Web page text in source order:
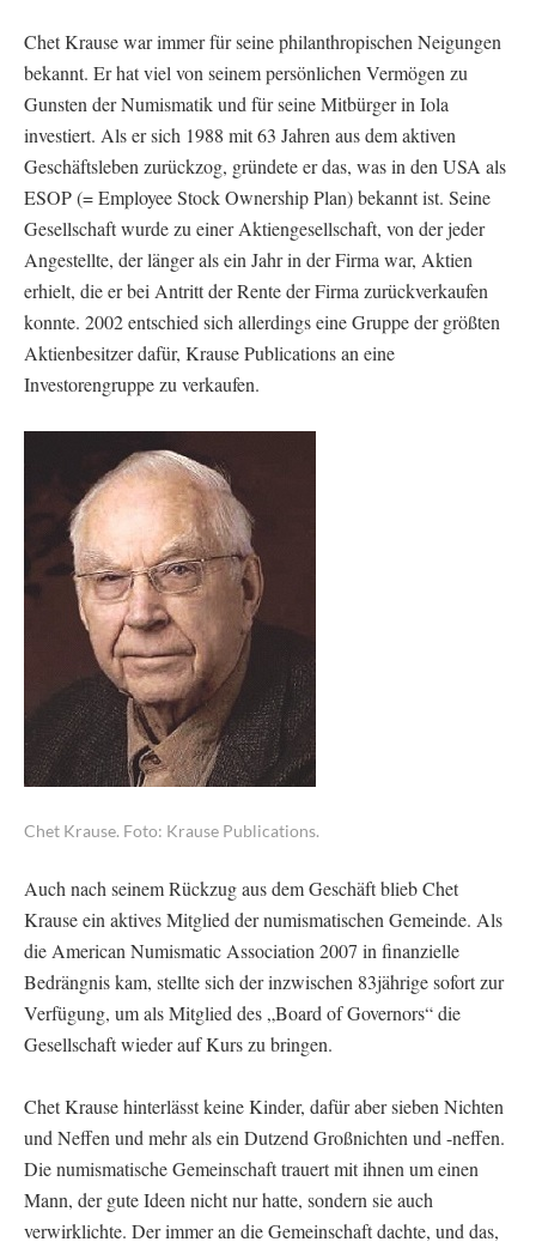
Chet Krause war immer für seine philanthropischen Neigungen
bekannt. Er hat viel von seinem persönlichen Vermögen zu
Gunsten der Numismatik und für seine Mitbürger in Iola
investiert. Als er sich 1988 mit 63 Jahren aus dem aktiven
Geschäftsleben zurückzog, gründete er das, was in den USA als
ESOP (= Employee Stock Ownership Plan) bekannt ist. Seine
Gesellschaft wurde zu einer Aktiengesellschaft, von der jeder
Angestellte, der länger als ein Jahr in der Firma war, Aktien
erhielt, die er bei Antritt der Rente der Firma zurückverkaufen
konnte. 2002 entschied sich allerdings eine Gruppe der größten
Aktienbesitzer dafür, Krause Publications an eine
Investorengruppe zu verkaufen.
Chet Krause. Foto: Krause Publications.
Auch nach seinem Rückzug aus dem Geschäft blieb Chet
Krause ein aktives Mitglied der numismatischen Gemeinde. Als
die American Numismatic Association 2007 in finanzielle
Bedrängnis kam, stellte sich der inzwischen 83jährige sofort zur
Verfügung, um als Mitglied des „Board of Governors“ die
Gesellschaft wieder auf Kurs zu bringen.
Chet Krause hinterlässt keine Kinder, dafür aber sieben Nichten
und Neffen und mehr als ein Dutzend Großnichten und -neffen.
Die numismatische Gemeinschaft trauert mit ihnen um einen
Mann, der gute Ideen nicht nur hatte, sondern sie auch
verwirklichte. Der immer an die Gemeinschaft dachte, und das,